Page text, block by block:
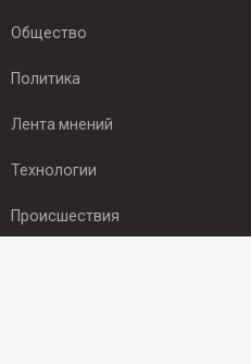
Общество
Политика
Лента мнений
Технологии
Происшествия